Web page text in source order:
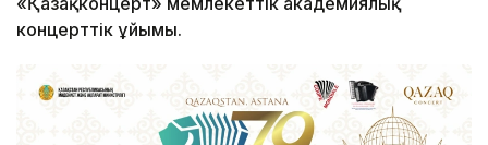
концерттік ұйымы.